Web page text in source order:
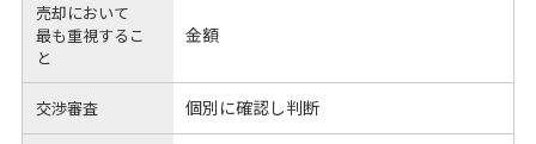
売却において
最も重視するこ
と
金額
交渉審査 個別に確認し判断